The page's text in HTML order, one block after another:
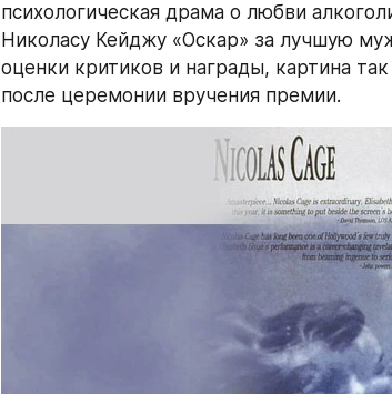
психологическая драма о любви
Николасу Кейджу «Оскар» за лучшую
оценки критиков и награды, картина
после церемонии вручения премии.